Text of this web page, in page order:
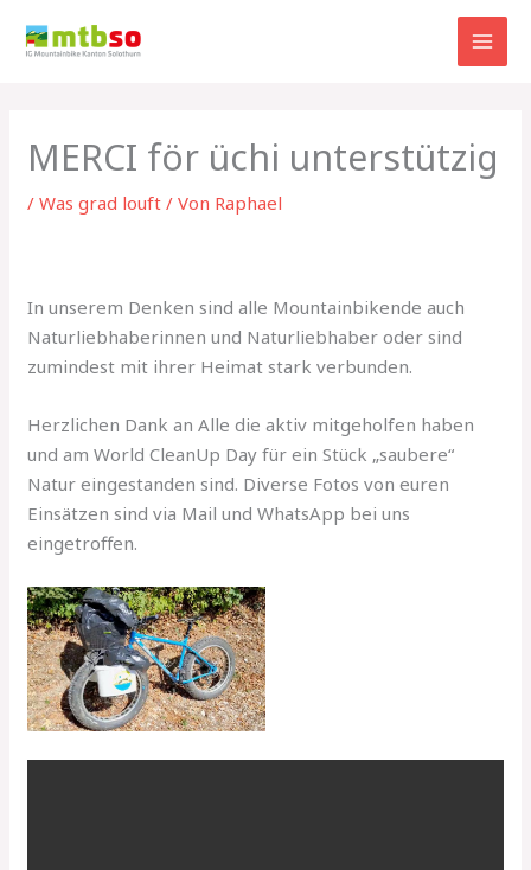
Inhalt
MERCI för üchi unterstützig
/Was grad louft / Von Raphael
In unserem Denken sind alle Mountainbikende auch
Naturliebhaberinnen und Naturliebhaber oder sind
zumindest mit ihrer Heimat stark verbunden.
Herzlichen Dank an Alle die aktiv mitgeholfen haben
und am World CleanUp Day für ein Stück „saubere“
Natur eingestanden sind. Diverse Fotos von euren
Einsätzen sind via Mail und WhatsApp bei uns
eingetroffen.